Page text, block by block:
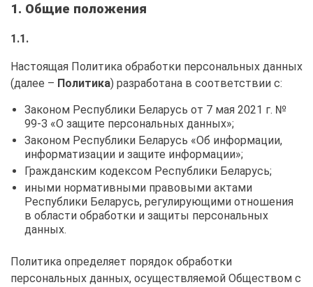
1. Общие положения
1.1.
Настоящая Политика обработки персональных данных
(далее – Политика) разработана в соответствии с:
Законом Республики Беларусь от 7 мая 2021 г. №
99-З «О защите персональных данных»;
Законом Республики Беларусь «Об информации,
информатизации и защите информации»;
Гражданским кодексом Республики Беларусь;
иными нормативными правовыми актами
Республики Беларусь, регулирующими отношения
в области обработки и защиты персональных
данных.
Политика определяет порядок обработки
персональных данных, осуществляемой Обществом с